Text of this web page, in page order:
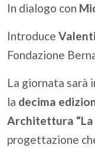
In dialogo con
Introduce
Fondazione
La giornata sarà
la decima
Architettura “La
progettazione